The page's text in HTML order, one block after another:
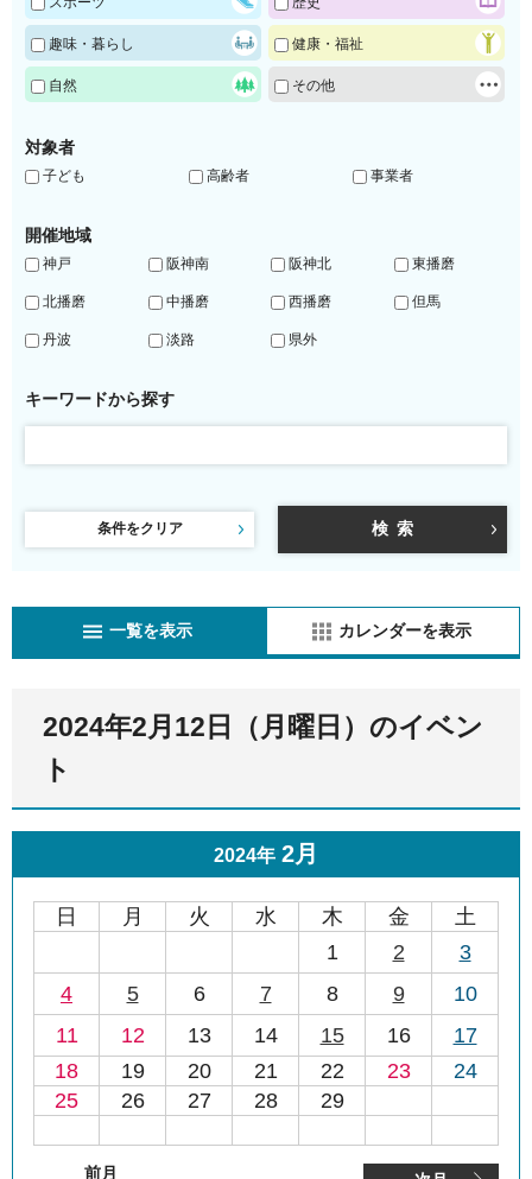
趣味・暮らし 健康・福祉
自然 その他
対象者
子ども 高齢者 事業者
開催地域
神戸 阪神南 阪神北 東播磨
北播磨 中播磨 西播磨 但馬
丹波 淡路 県外
キーワードから探す
条件をクリア
一覧を表示 カレンダーを表示
2024年2月12日（月曜日）のイベン
ト
2024年 2月
日 月 火 水 木 金
土
1
2
3
4
5 6 7 8 9
10
11
12 13 14 15 16
17
18
19 20 21 22 23
24
25
26 27 28 29
前月